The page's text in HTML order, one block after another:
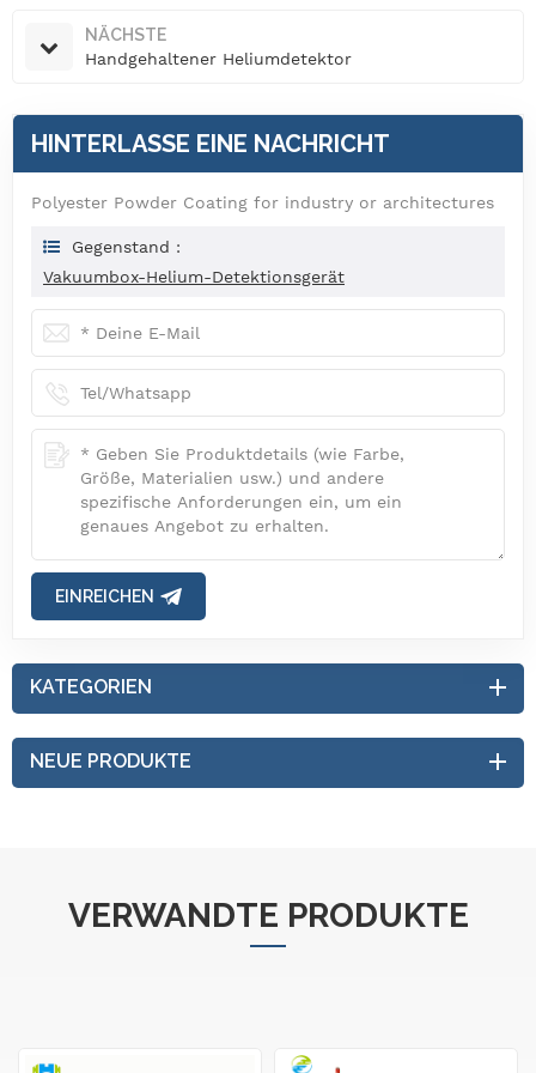
NÄCHSTE
Handgehaltener Heliumdetektor
HINTERLASSE EINE NACHRICHT
Polyester Powder Coating for industry or architectures
Gegenstand :
Vakuumbox-Helium-Detektionsgerät
EINREICHEN
KATEGORIEN
NEUE PRODUKTE
VERWANDTE PRODUKTE